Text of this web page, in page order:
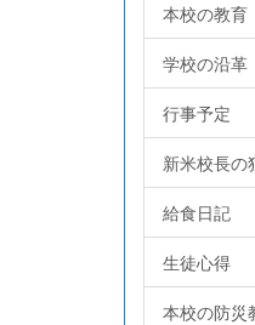
本校の教育
学校の沿革
行事予定
新米校長の
給食日記
生徒心得
本校の防災